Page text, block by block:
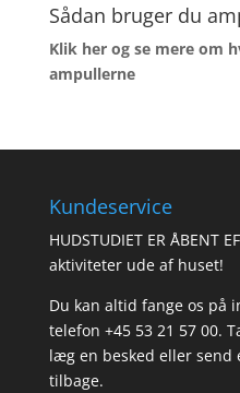
Sådan bruger du
Klik her og se mere om
ampullerne
Kundeservice
HUDSTUDIET ER ÅBENT
aktiviteter ude af huset!
Du kan altid fange os på
telefon +45 53 21 57 00.
læg en besked eller send
tilbage.